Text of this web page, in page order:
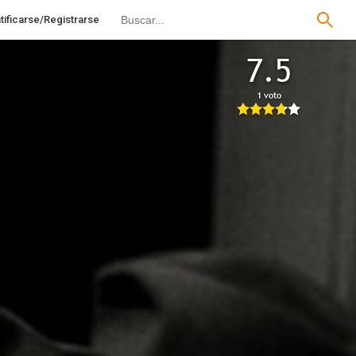
Registrarse
7.5
1 voto